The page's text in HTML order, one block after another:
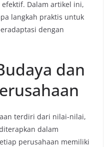
Dalam artikel ini,
langkah praktis untuk
dengan
dan
terdiri dari nilai-nilai,
dalam
perusahaan memiliki